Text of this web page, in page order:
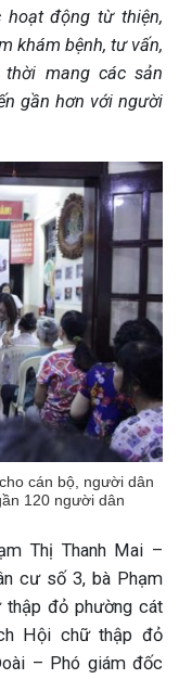
động từ thiện,
khám bệnh, tư vấn,
mang các sản
gần hơn với người
cán bộ, người dân
120 người dân
Thị Thanh Mai –
cư số 3, bà Phạm
đỏ phường cát
Hội chữ thập đỏ
– Phó giám đốc